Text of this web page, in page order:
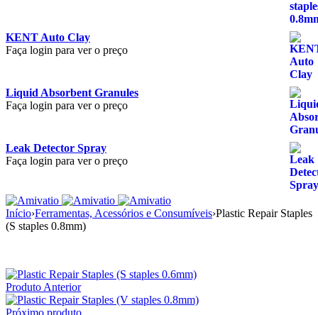
KENT Auto Clay
Faça login para ver o preço
Liquid Absorbent Granules
Faça login para ver o preço
Leak Detector Spray
Faça login para ver o preço
Início›Ferramentas, Acessórios e Consumíveis›Plastic Repair Staples
(S staples 0.8mm)
Produto Anterior
Próximo produto